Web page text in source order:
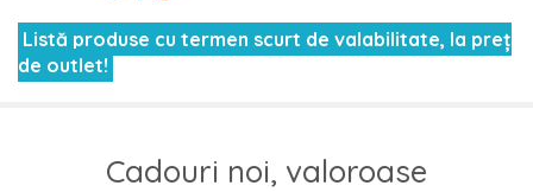
Listă produse cu termen scurt de valabilitate, la preț
de outlet!
Cadouri noi, valoroase